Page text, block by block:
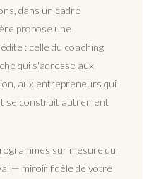
dans un cadre
propose une
: celle du coaching
qui s'adresse aux
aux entrepreneurs qui
se construit autrement
sur mesure qui
— miroir fidèle de votre